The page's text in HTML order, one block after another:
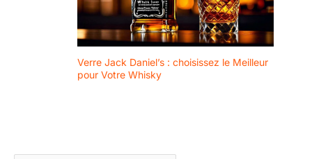
Verre Jack Daniel’s : choisissez le Meilleur
pour Votre Whisky